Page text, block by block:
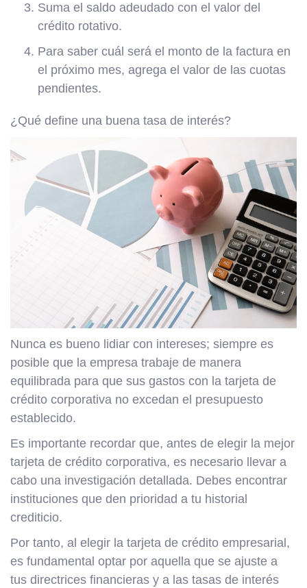
Suma el saldo adeudado con el valor del
crédito rotativo.
Para saber cuál será el monto de la factura en
el próximo mes, agrega el valor de las cuotas
pendientes.
¿Qué define una buena tasa de interés?
Nunca es bueno lidiar con intereses; siempre es
posible que la empresa trabaje de manera
equilibrada para que sus gastos con la tarjeta de
crédito corporativa no excedan el presupuesto
establecido.
Es importante recordar que, antes de elegir la mejor
tarjeta de crédito corporativa, es necesario llevar a
cabo una investigación detallada. Debes encontrar
instituciones que den prioridad a tu historial
crediticio.
Por tanto, al elegir la tarjeta de crédito empresarial,
es fundamental optar por aquella que se ajuste a
tus directrices financieras y a las tasas de interés